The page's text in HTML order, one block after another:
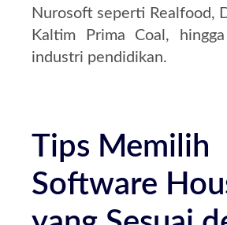
Nurosoft seperti Realfood,
Kaltim Prima Coal,
industri pendidikan.
Tips Memilih
Software